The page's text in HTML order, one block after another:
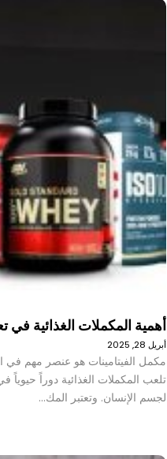
أهمية المكملات الغذائية في
أبريل 28, 2025
مكمل الفيتامينات هو عنصر مهم في
تلعب المكملات الغذائية دوراً حيوياً
لجسم الإنسان. وتعتبر المك…